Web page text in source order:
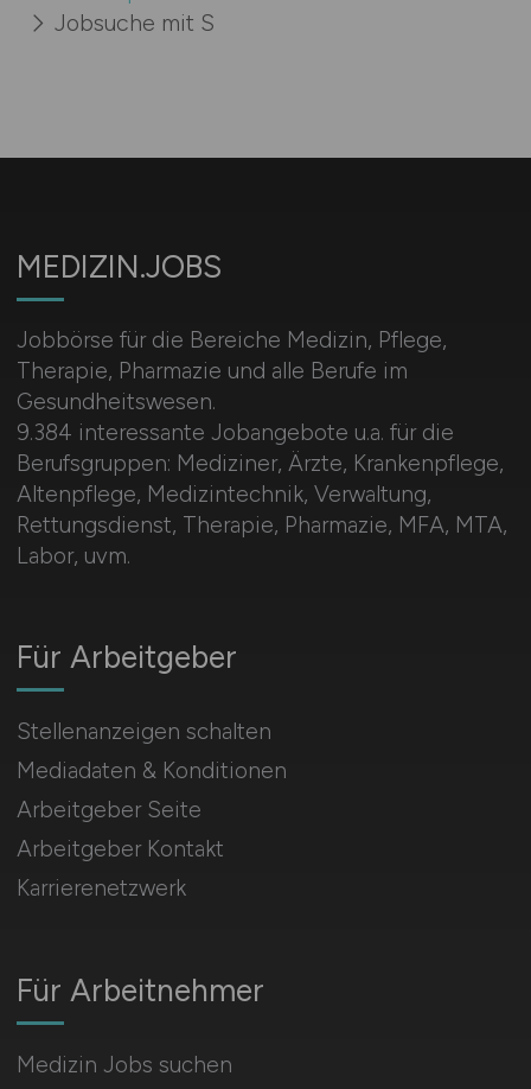
Jobsuche mit S
MEDIZIN.JOBS
Jobbörse für die Bereiche Medizin, Pflege,
Therapie, Pharmazie und alle Berufe im
Gesundheitswesen.
9.384 interessante Jobangebote u.a. für die
Berufsgruppen: Mediziner, Ärzte, Krankenpflege,
Altenpflege, Medizintechnik, Verwaltung,
Rettungsdienst, Therapie, Pharmazie, MFA, MTA,
Labor, uvm.
Für Arbeitnehmer
Medizin Jobs suchen
Für Arbeitgeber
Stellenanzeigen schalten
Mediadaten & Konditionen
Arbeitgeber Seite
Arbeitgeber Kontakt
Karrierenetzwerk